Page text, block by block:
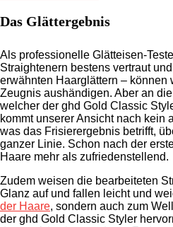
Das Glättergebnis
Als professionelle Glätteisen-
Straightenern bestens vertraut
erwähnten Haarglättern – können
Zeugnis aushändigen. Aber an
welcher der ghd Gold Classic
kommt unserer Ansicht nach kein
was das Frisierergebnis betrifft,
ganzer Linie. Schon nach der
Haare mehr als zufriedenstellend.
Zudem weisen die bearbeiteten
Glanz auf und fallen leicht und
der Haare, sondern auch zum
der ghd Gold Classic Styler